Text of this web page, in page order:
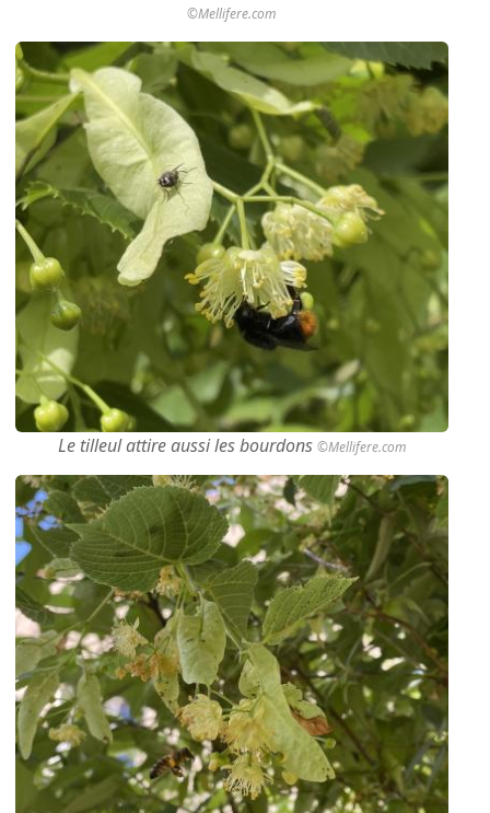
©Mellifere.com
Le tilleul attire aussi les bourdons ©Mellifere.com